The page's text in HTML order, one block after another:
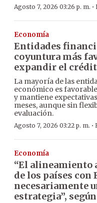
Agosto 7, 2026 03:26 p. m. ·
Economía
Entidades
coyuntura más
expandir el
La mayoría de las
económico es
y mantiene
meses, aunque sin
evaluación.
Agosto 7, 2026 03:22 p. m. ·
Economía
“El alineamiento
de los países con
necesariamente
estrategia”,